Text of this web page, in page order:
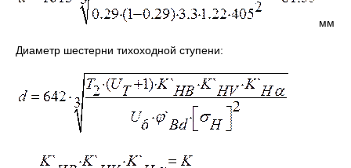
мм
Диаметр шестерни тихоходной ступени: